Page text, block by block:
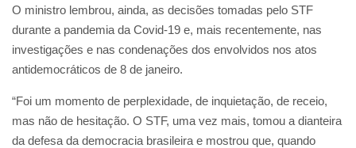
O ministro lembrou, ainda, as decisões tomadas pelo STF
durante a pandemia da Covid-19 e, mais recentemente, nas
investigações e nas condenações dos envolvidos nos atos
antidemocráticos de 8 de janeiro.
“Foi um momento de perplexidade, de inquietação, de receio,
mas não de hesitação. O STF, uma vez mais, tomou a dianteira
da defesa da democracia brasileira e mostrou que, quando